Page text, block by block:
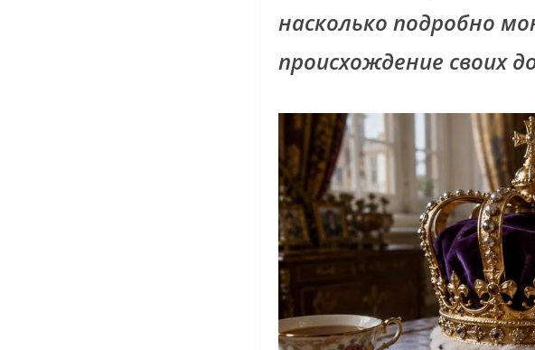
насколько подробно
происхождение своих